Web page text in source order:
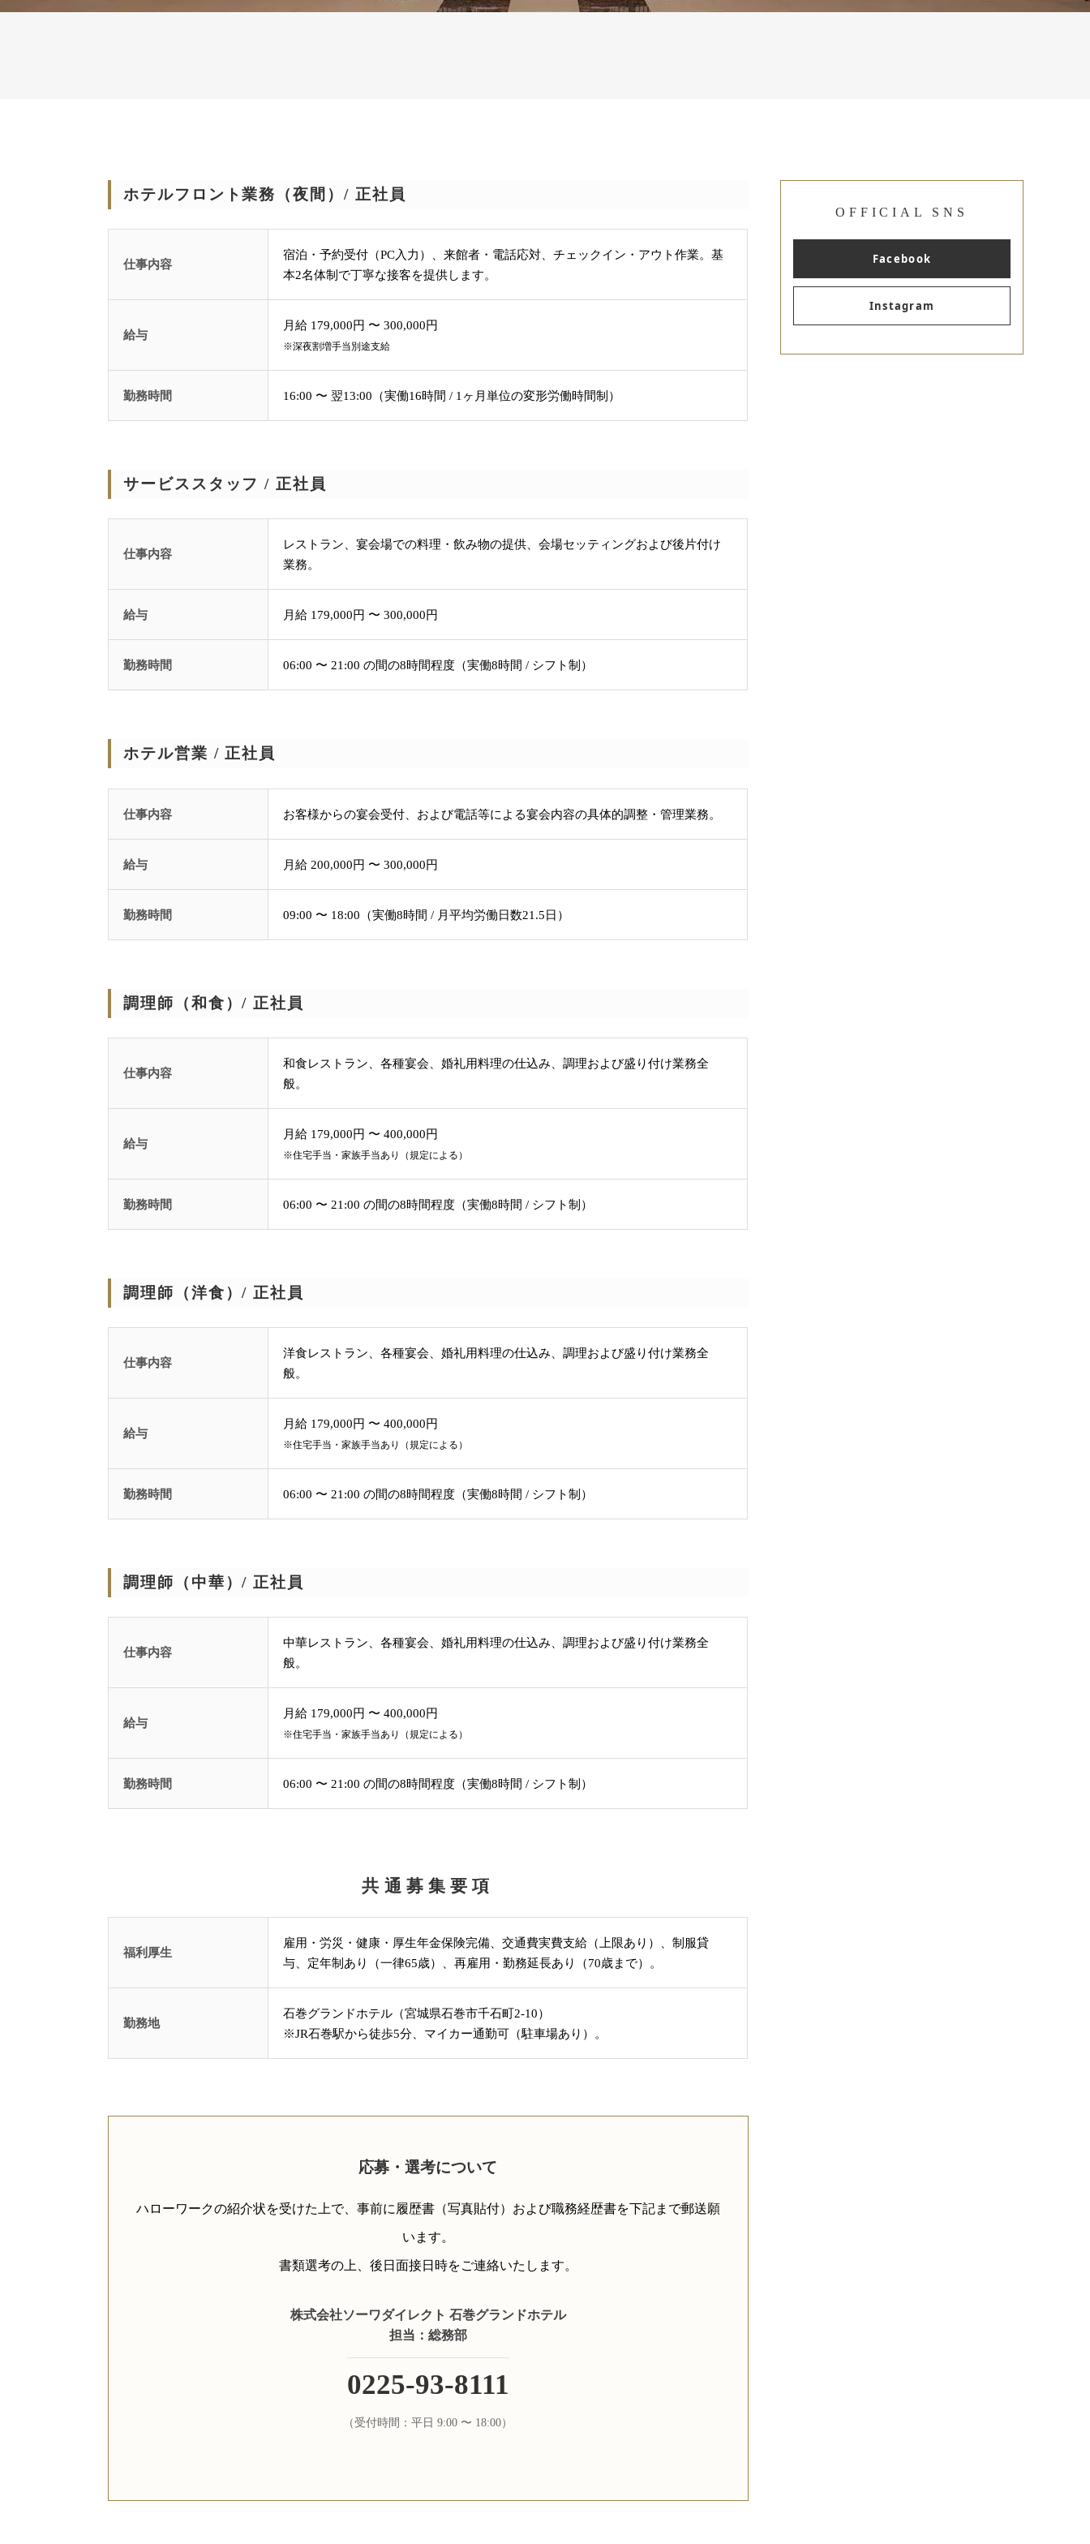
ホテルフロント業務（夜間）/ 正社員
仕事内容
宿泊・予約受付（PC入力）、来館者・電話応対、チェックイン・アウト作業。基
本2名体制で丁寧な接客を提供します。
給与
月給 179,000円 〜 300,000円
※深夜割増手当別途支給
勤務時間 16:00 〜 翌13:00（実働16時間 / 1ヶ月単位の変形労働時間制）
サービススタッフ / 正社員
仕事内容
レストラン、宴会場での料理・飲み物の提供、会場セッティングおよび後片付け
業務。
給与 月給 179,000円 〜 300,000円
勤務時間 06:00 〜 21:00 の間の8時間程度（実働8時間 / シフト制）
ホテル営業 / 正社員
仕事内容 お客様からの宴会受付、および電話等による宴会内容の具体的調整・管理業務。
給与 月給 200,000円 〜 300,000円
勤務時間 09:00 〜 18:00（実働8時間 / 月平均労働日数21.5日）
調理師（和食）/ 正社員
仕事内容
和食レストラン、各種宴会、婚礼用料理の仕込み、調理および盛り付け業務全
般。
給与
月給 179,000円 〜 400,000円
※住宅手当・家族手当あり（規定による）
勤務時間 06:00 〜 21:00 の間の8時間程度（実働8時間 / シフト制）
調理師（洋食）/ 正社員
仕事内容
洋食レストラン、各種宴会、婚礼用料理の仕込み、調理および盛り付け業務全
般。
給与
月給 179,000円 〜 400,000円
※住宅手当・家族手当あり（規定による）
勤務時間 06:00 〜 21:00 の間の8時間程度（実働8時間 / シフト制）
調理師（中華）/ 正社員
仕事内容
中華レストラン、各種宴会、婚礼用料理の仕込み、調理および盛り付け業務全
般。
給与
月給 179,000円 〜 400,000円
※住宅手当・家族手当あり（規定による）
勤務時間 06:00 〜 21:00 の間の8時間程度（実働8時間 / シフト制）
共通募集要項
福利厚生
雇用・労災・健康・厚生年金保険完備、交通費実費支給（上限あり）、制服貸
与、定年制あり（一律65歳）、再雇用・勤務延長あり（70歳まで）。
勤務地
石巻グランドホテル（宮城県石巻市千石町2-10）
※JR石巻駅から徒歩5分、マイカー通勤可（駐車場あり）。
応募・選考について
ハローワークの紹介状を受けた上で、事前に履歴書（写真貼付）および職務経歴書を下記まで郵送願
います。
書類選考の上、後日面接日時をご連絡いたします。
株式会社ソーワダイレクト 石巻グランドホテル
担当：総務部
0225-93-8111
（受付時間：平日 9:00 〜 18:00）
OFFICIAL SNS
Facebook
Instagram